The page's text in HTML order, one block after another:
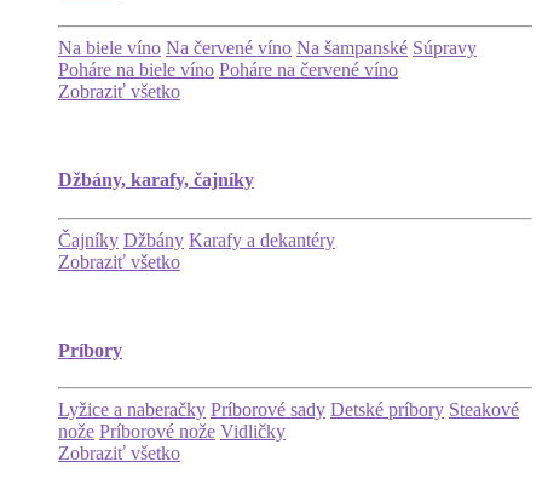
Na biele víno Na červené víno Na šampanské Súpravy
Poháre na biele víno Poháre na červené víno
Zobraziť všetko
Džbány, karafy, čajníky
Čajníky Džbány Karafy a dekantéry
Zobraziť všetko
Príbory
Lyžice a naberačky Príborové sady Detské príbory Steakové
nože Príborové nože Vidličky
Zobraziť všetko